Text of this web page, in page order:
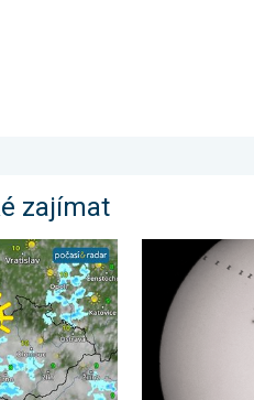
zajímat
slunečnější. Víkendové
Přelet